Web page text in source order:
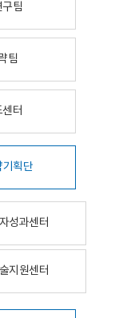
구팀
팀
터
기획단
성과센터
지원센터